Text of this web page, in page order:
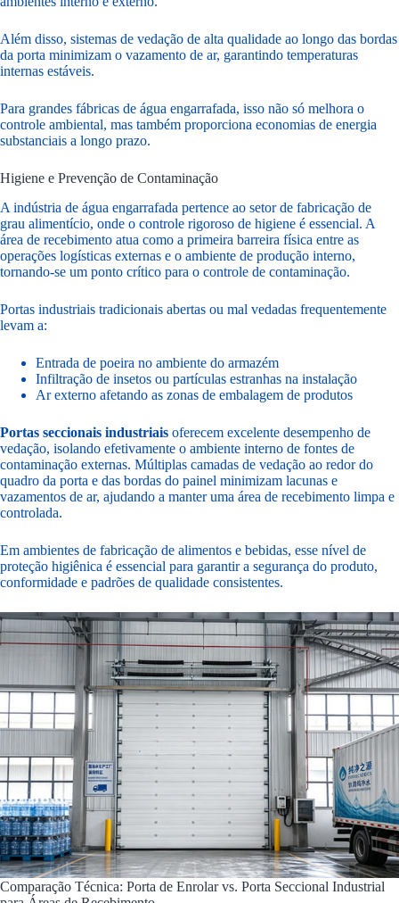
Além disso, sistemas de vedação de alta qualidade ao longo das bordas
da porta minimizam o vazamento de ar, garantindo temperaturas
internas estáveis.
Para grandes fábricas de água engarrafada, isso não só melhora o
controle ambiental, mas também proporciona economias de energia
substanciais a longo prazo.
Higiene e Prevenção de Contaminação
A indústria de água engarrafada pertence ao setor de fabricação de
grau alimentício, onde o controle rigoroso de higiene é essencial. A
área de recebimento atua como a primeira barreira física entre as
operações logísticas externas e o ambiente de produção interno,
tornando-se um ponto crítico para o controle de contaminação.
Portas industriais tradicionais abertas ou mal vedadas frequentemente
levam a:
Entrada de poeira no ambiente do armazém
Infiltração de insetos ou partículas estranhas na instalação
Ar externo afetando as zonas de embalagem de produtos
Portas seccionais industriais oferecem excelente desempenho de
vedação, isolando efetivamente o ambiente interno de fontes de
contaminação externas. Múltiplas camadas de vedação ao redor do
quadro da porta e das bordas do painel minimizam lacunas e
vazamentos de ar, ajudando a manter uma área de recebimento limpa e
controlada.
Em ambientes de fabricação de alimentos e bebidas, esse nível de
proteção higiênica é essencial para garantir a segurança do produto,
conformidade e padrões de qualidade consistentes.
Comparação Técnica: Porta de Enrolar vs. Porta Seccional Industrial